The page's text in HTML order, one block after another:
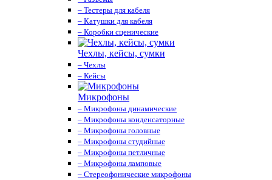
– Тестеры для кабеля
– Катушки для кабеля
– Коробки сценические
Чехлы, кейсы, сумки
– Чехлы
– Кейсы
Микрофоны
– Микрофоны динамические
– Микрофоны конденсаторные
– Микрофоны головные
– Микрофоны студийные
– Микрофоны петличные
– Микрофоны ламповые
– Стереофонические микрофоны